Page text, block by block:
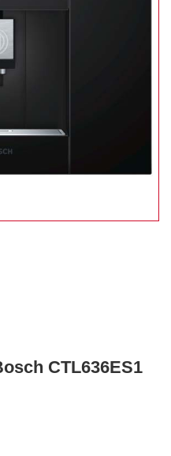
CTL636ES1